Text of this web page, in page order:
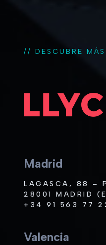
// DESCUBRE MÁS
Madrid
LAGASCA, 88 –
28001 MADRID
+34 91 563 77
Valencia